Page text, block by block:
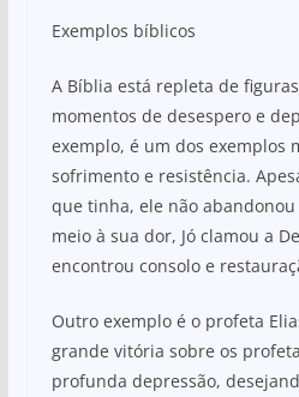
Exemplos bíblicos
A Bíblia está repleta de
momentos de desespero e
exemplo, é um dos exemplos
sofrimento e resistência.
que tinha, ele não abandonou
meio à sua dor, Jó clamou a
encontrou consolo e
Outro exemplo é o profeta
grande vitória sobre os
profunda depressão,